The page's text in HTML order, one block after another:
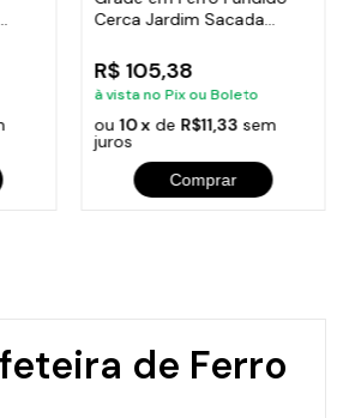
Cerca Jardim Sacada
R$ 105,38
à vista no Pix ou Boleto
ou 10 x de R$11,33 sem
juros
Comprar
de Ferro